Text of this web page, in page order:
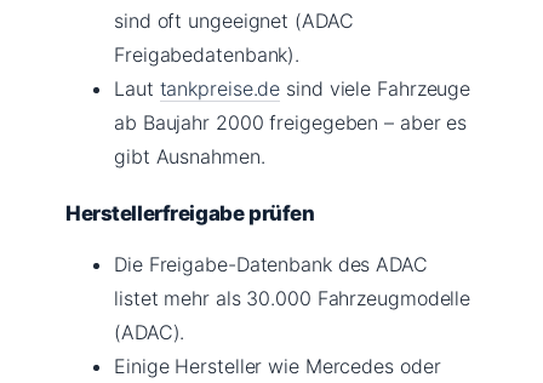
sind oft ungeeignet (ADAC
Freigabedatenbank).
Laut tankpreise.de sind viele Fahrzeuge
ab Baujahr 2000 freigegeben – aber es
gibt Ausnahmen.
Herstellerfreigabe prüfen
Die Freigabe-Datenbank des ADAC
listet mehr als 30.000 Fahrzeugmodelle
(ADAC).
Einige Hersteller wie Mercedes oder